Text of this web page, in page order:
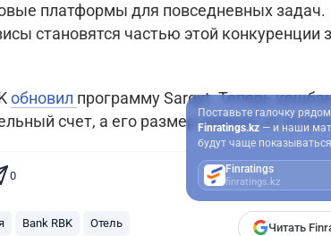
платформы для повседневных задач.
становятся частью этой конкуренции
обновил программу Sarqyt. Теперь
счет, а его размер зависит от
0
Bank RBK Отель Читать
Поставьте галочку
Finratings.kz — и наши
будут чаще
Finratings
finratings.kz